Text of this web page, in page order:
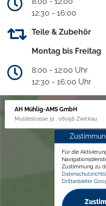
12:30 - 16:00
Teile & Zubehör
Montag bis Freitag
8:00 - 12:00 Uhr
12:30 - 16:00 Uhr
AH Mühlig-AMS GmbH
Muldestrasse 31 , 08056 Zwickau
Für die
Zustimmung zu
Drittanbieter